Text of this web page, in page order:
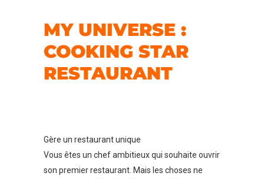
MY UNIVERSE :
COOKING STAR
RESTAURANT
Gère un restaurant unique
Vous êtes un chef ambitieux qui souhaite ouvrir
son premier restaurant. Mais les choses ne